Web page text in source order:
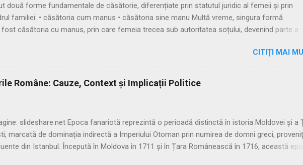
forme fundamentale de căsătorie, diferențiate prin statutul juridic al femeii și prin
familiei: • căsătoria cum manus • căsătoria sine manu Multă vreme, singura formă
căsătoria cu manus, prin care femeia trecea sub autoritatea soțului, devenind parte a
romanii au recunoscut și căsătoria fără manus, care permitea femeii să rămână
păstrându-și astfel autonomia patrimonială. ⚖️ Formele căsătoriei cu manus
în trei modalități distincte: 🔹 1. Confarreatio O ceremonie solemnă, rezervată patricienilor,
a preotului lui Jupiter (flamen Dialis). Era o formă sacră, cu puternice implicații religioase.
CITIȚI MAI
Române: Cauze, Context și Implicații Politice
slideshare.net Epoca fanariotă reprezintă o perioadă distinctă în istoria Moldovei și a
marcată de dominația indirectă a Imperiului Otoman prin numirea de domni greci,
din Istanbul. Începută în Moldova în 1711 și în Țara Românească în 1716, această